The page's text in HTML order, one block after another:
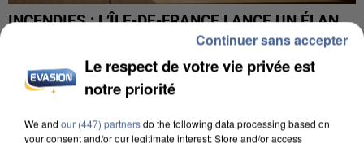
INCENDIES : L’ÎLE-DE-FRANCE LANCE UN ÉLAN
DE SOLIDARITÉ AVEC LES...
Le respect de votre vie privée est
notre priorité
We and our (447) partnersdo the following data processing based on
your consent and/or our legitimate interest: Store and/or access
Continuer sans accepter